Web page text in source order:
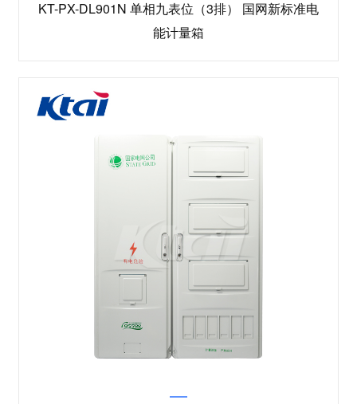
KT-PX-DL901N 单相九表位（3排） 国网新标准电
能计量箱